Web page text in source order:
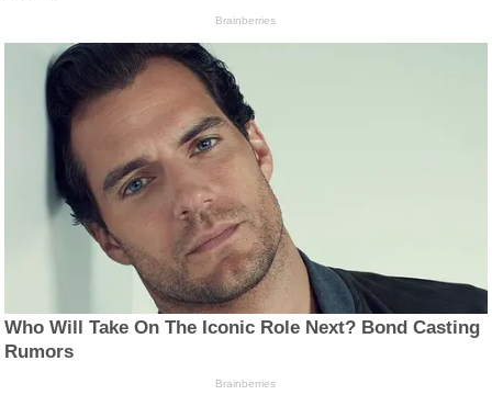
Brainberries
Who Will Take On The Iconic Role Next? Bond Casting
Rumors
Brainberries